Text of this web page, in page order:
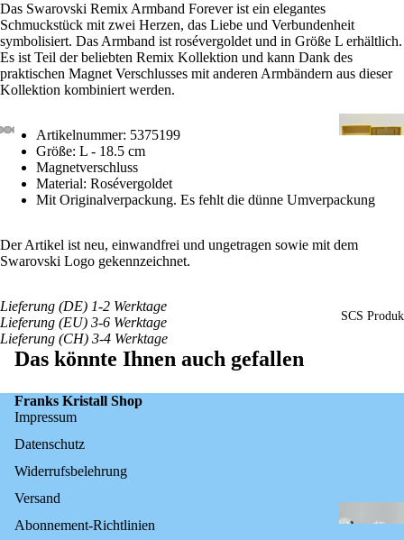
SCS
Das Swarovski Remix Armband Forever ist ein elegantes
Schmuckstück mit zwei Herzen, das Liebe und Verbundenheit
symbolisiert. Das Armband ist rosévergoldet und in Größe L erhältlich.
Es ist Teil der beliebten Remix Kollektion und kann Dank des
praktischen Magnet Verschlusses mit anderen Armbändern aus dieser
Kollektion kombiniert werden.
Artikelnummer: 5375199
Größe: L - 18.5 cm
Magnetverschluss
Material: Rosévergoldet
Mit Originalverpackung. Es fehlt die dünne Umverpackung
Der Artikel ist neu, einwandfrei und ungetragen sowie mit dem
Swarovski Logo gekennzeichnet.
Lieferung (DE) 1-2 Werktage
Lieferung (EU) 3-6 Werktage
Lieferung (CH) 3-4 Werktage
Das könnte Ihnen auch gefallen
Franks Kristall Shop
Impressum
Datenschutz
Widerrufsbelehrung
Versand
Abonnement-Richtlinien